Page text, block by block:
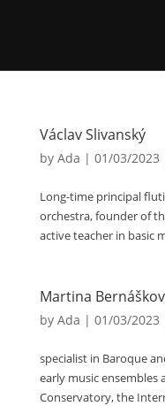
Václav Slivanský
by Ada | 01/03/2023
Long-time principal
orchestra, founder of
active teacher in basic
Martina
by Ada | 01/03/2023
specialist in Baroque
early music ensembles
Conservatory, the